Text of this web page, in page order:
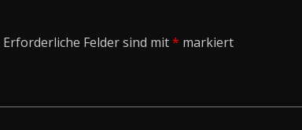
Erforderliche Felder sind mit* markiert